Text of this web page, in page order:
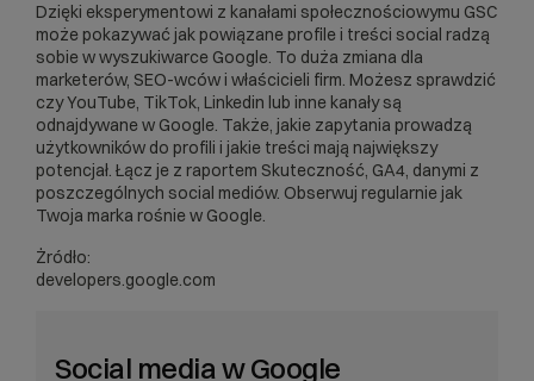
Dzięki eksperymentowi z kanałami społecznościowymu GSC
może pokazywać jak powiązane profile i treści social radzą
sobie w wyszukiwarce Google. To duża zmiana dla
marketerów, SEO-wców i właścicieli firm. Możesz sprawdzić
czy YouTube, TikTok, Linkedin lub inne kanały są
odnajdywane w Google. Także, jakie zapytania prowadzą
użytkowników do profili i jakie treści mają największy
potencjał. Łącz je z raportem Skuteczność, GA4, danymi z
poszczególnych social mediów. Obserwuj regularnie jak
Twoja marka rośnie w Google.
Żródło:
developers.google.com
Social media w Google